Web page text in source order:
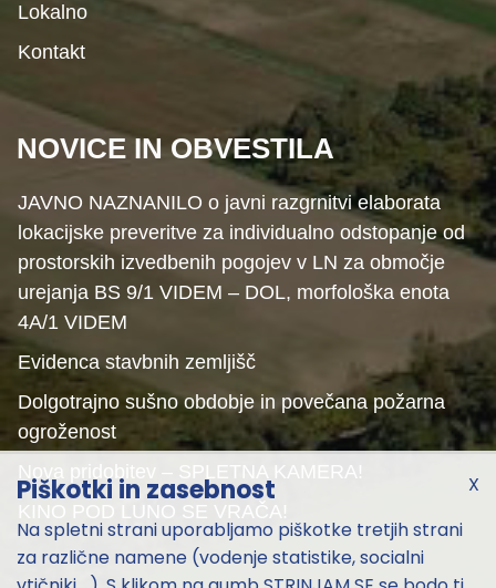
Lokalno
Kontakt
NOVICE IN OBVESTILA
JAVNO NAZNANILO o javni razgrnitvi elaborata
lokacijske preveritve za individualno odstopanje od
prostorskih izvedbenih pogojev v LN za območje
urejanja BS 9/1 VIDEM – DOL, morfološka enota
4A/1 VIDEM
Evidenca stavbnih zemljišč
Dolgotrajno sušno obdobje in povečana požarna
ogroženost
Nova pridobitev – SPLETNA KAMERA!
KINO POD LUNO SE VRAČA!
X
Piškotki in zasebnost
Na spletni strani uporabljamo piškotke tretjih strani
za različne namene (vodenje statistike, socialni